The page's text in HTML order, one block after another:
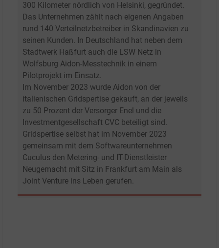
300 Kilometer nördlich von Helsinki, gegründet.
Das Unternehmen zählt nach eigenen Angaben
rund 140 Verteilnetzbetreiber in Skandinavien zu
seinen Kunden. In Deutschland hat neben dem
Stadtwerk Haßfurt auch die LSW Netz in
Wolfsburg Aidon-Messtechnik in einem
Pilotprojekt im Einsatz.
Im November 2023 wurde Aidon von der
italienischen Gridspertise gekauft, an der jeweils
zu 50 Prozent der Versorger Enel und die
Investmentgesellschaft CVC beteiligt sind.
Gridspertise selbst hat im November 2023
gemeinsam mit dem Softwareunternehmen
Cuculus den Metering- und IT-Dienstleister
Neugemacht mit Sitz in Frankfurt am Main als
Joint Venture ins Leben gerufen.